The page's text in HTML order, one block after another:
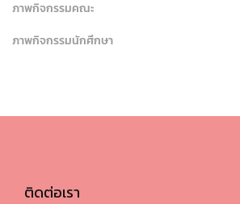
ภาพกิจกรรมคณะ
ภาพกิจกรรมนักศึกษา
ติดต่อเรา